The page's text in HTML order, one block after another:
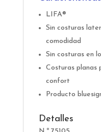
LIFA®
Sin costuras
comodidad
Sin costuras en
Costuras planas
confort
Producto
Detalles